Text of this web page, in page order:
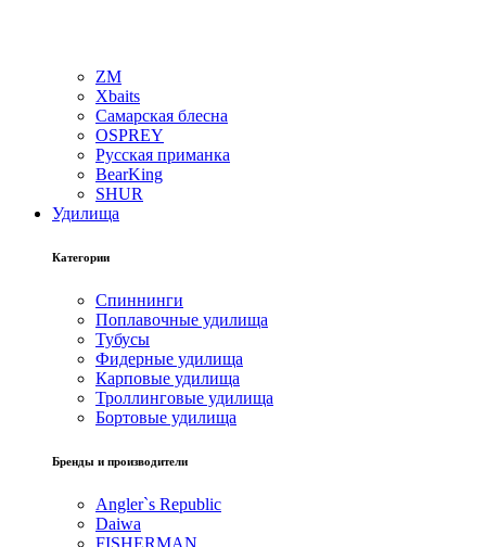
ZM
Xbaits
Самарская блесна
OSPREY
Русская приманка
BearKing
SHUR
Удилища
Категории
Спиннинги
Поплавочные удилища
Тубусы
Фидерные удилища
Карповые удилища
Троллинговые удилища
Бортовые удилища
Бренды и производители
Angler`s Republic
Daiwa
FISHERMAN